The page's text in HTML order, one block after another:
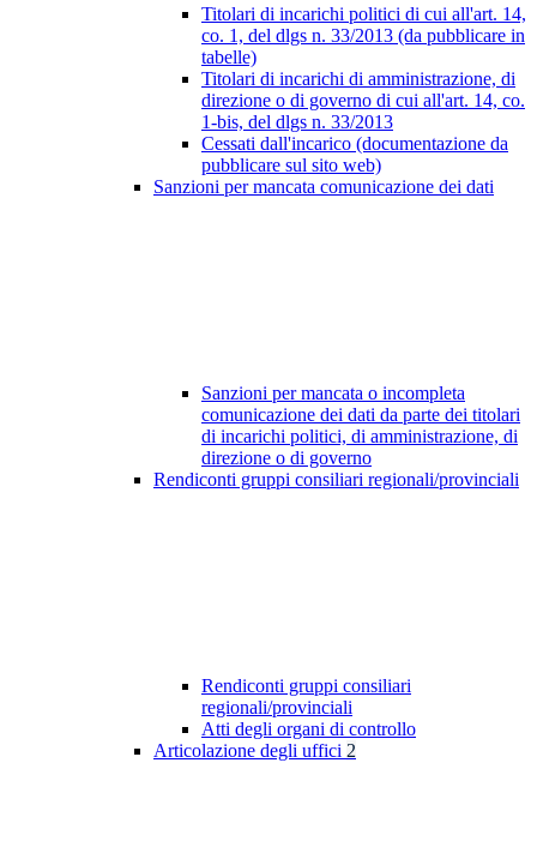
Titolari di incarichi politici di cui all'art. 14,
co. 1, del dlgs n. 33/2013 (da pubblicare in
tabelle)
Titolari di incarichi di amministrazione, di
direzione o di governo di cui all'art. 14, co.
1-bis, del dlgs n. 33/2013
Cessati dall'incarico (documentazione da
pubblicare sul sito web)
Sanzioni per mancata comunicazione dei dati
Sanzioni per mancata o incompleta
comunicazione dei dati da parte dei titolari
di incarichi politici, di amministrazione, di
direzione o di governo
Rendiconti gruppi consiliari regionali/provinciali
Rendiconti gruppi consiliari
regionali/provinciali
Atti degli organi di controllo
Articolazione degli uffici 2